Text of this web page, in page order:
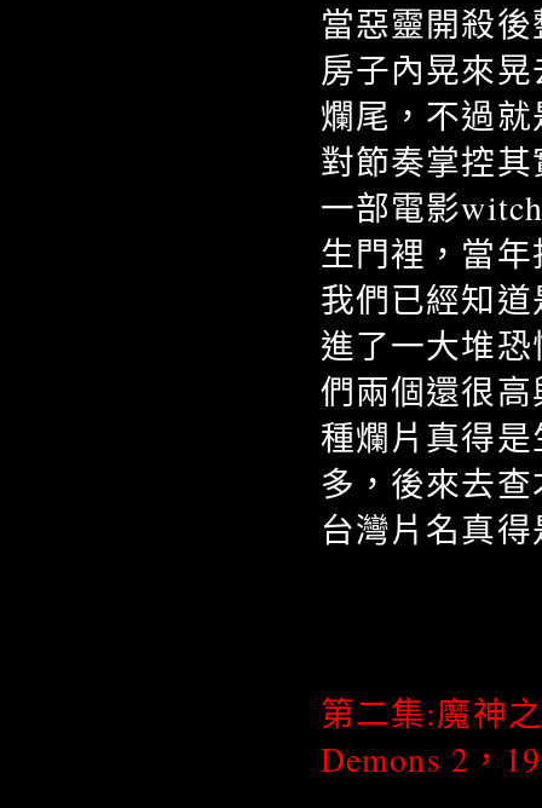
當惡靈開殺
房子內晃來
爛尾，不過就
對節奏掌控
一部電影
生門裡，當
我們已經知
進了一大堆
們兩個還很
種爛片真得
多，後來去
台灣片名真
第二集:魔神
Demons 2，